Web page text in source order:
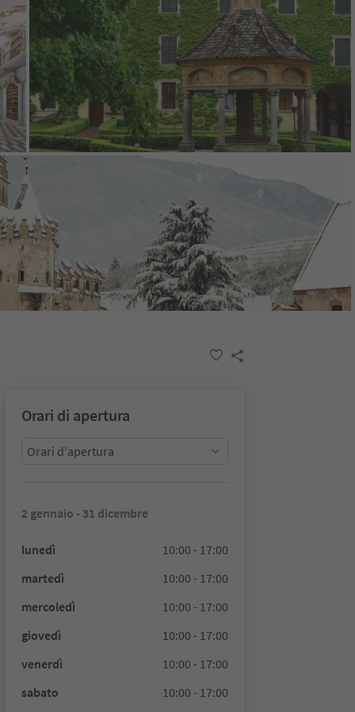
Orari di apertura
Orari d'apertura
2 gennaio - 31 dicembre
lunedì
10:00 - 17:00
martedì
10:00 - 17:00
mercoledì
10:00 - 17:00
giovedì
10:00 - 17:00
venerdì
10:00 - 17:00
sabato
10:00 - 17:00